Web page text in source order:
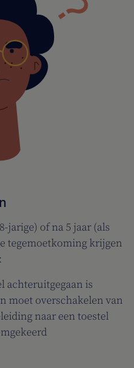
jarige) of na 5 jaar (als
tegemoetkoming krijgen
achteruitgegaan is
moet overschakelen van
naar een toestel